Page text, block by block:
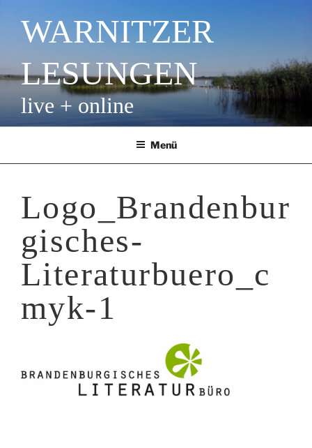
Inhalt
springenWARNITZER
LESUNGEN
live + online
Menü
Logo_Brandenbur
gisches-
Literaturbuero_c
myk-1